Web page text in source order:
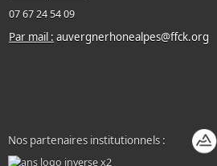
07 67 24 54 09
Par mail : auvergnerhonealpes@ffck.org
Nos partenaires institutionnels :